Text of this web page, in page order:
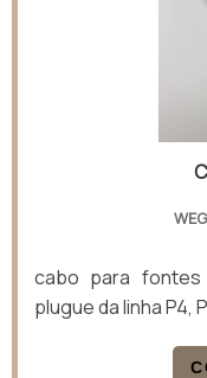
cabo para fontes
plugue da linha P4,